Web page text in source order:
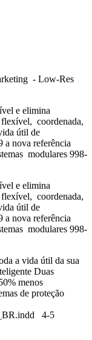
- Low-Res
e elimina
flexível, coordenada,
útil de
a nova referência
modulares 998-
e elimina
flexível, coordenada,
útil de
a nova referência
modulares 998-
a vida útil da sua
Duas
menos
de proteção
4-5